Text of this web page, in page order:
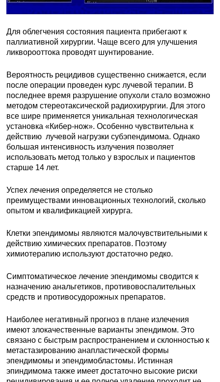
Для облегчения состояния пациента прибегают к
паллиативной хирургии. Чаще всего для улучшения
ликворооттока проводят шунтирование.
Вероятность рецидивов существенно снижается, если
после операции проведен курс лучевой терапии. В
последнее время разрушение опухоли стало возможно
методом стереотаксической радиохирургии. Для этого
все шире применяется уникальная технологическая
установка «Кибер-нож». Особенно чувствительна к
действию лучевой нагрузки субэпендимома. Однако
большая интенсивность излучения позволяет
использовать метод только у взрослых и пациентов
старше 14 лет.
Успех лечения определяется не столько
преимуществами инновационных технологий, сколько
опытом и квалификацией хирурга.
Клетки эпендимомы являются малочувствительными к
действию химических препаратов. Поэтому
химиотерапию используют достаточно редко.
Симптоматическое лечение эпендимомы сводится к
назначению анальгетиков, противовоспалительных
средств и противосудорожных препаратов.
Наиболее негативный прогноз в плане излечения
имеют злокачественные варианты эпендимом. Это
связано с быстрым распространением и склонностью к
метастазированию анапластической формы
эпендимомы и эпендимобластомы. Истинная
эпиндимома также имеет достаточно высокие риски